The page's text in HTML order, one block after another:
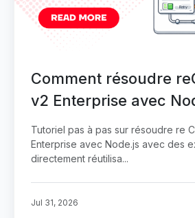
Comment résoudre
v2 Enterprise avec
Tutoriel pas à pas sur résoudre re
Enterprise avec Node.js avec des
directement réutilisa...
Jul 31, 2026